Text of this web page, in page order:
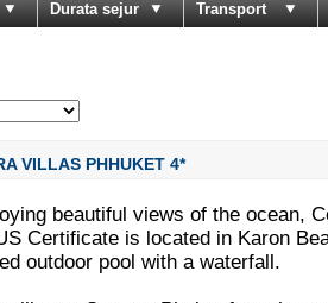
Durata sejur Transport
VILLAS PHHUKET 4*
beautiful views of the ocean,
Certificate is located in Karon
outdoor pool with a waterfall.